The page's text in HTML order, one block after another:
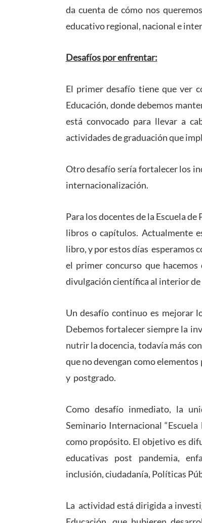
da cuenta de cómo nos
educativo regional, nacional e
Desafíos por enfrentar:
El primer desafío tiene que ver
Educación, donde debemos
está convocado para llevar a
actividades de graduación que
Otro desafío sería fortalecer los
internacionalización.
Para los docentes de la Escuela
libros o capítulos. Actualmente
libro, y por estos días esperamos
el primer concurso que
divulgación científica al interior de
Un desafío continuo es mejorar
Debemos fortalecer siempre la
nutrir la docencia, todavía más
que no devengan como
y postgrado.
Como desafío inmediato, la
Seminario Internacional
como propósito. El objetivo es
educativas post pandemia,
inclusión, ciudadanía, Políticas
La actividad está dirigida a